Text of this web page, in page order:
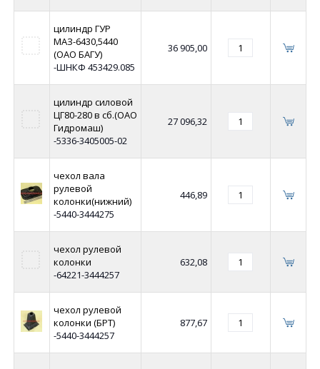
цилиндр ГУР
МАЗ-6430,5440
(ОАО БАГУ)
-ШНКФ 453429.085
36 905,00
цилиндр силовой
ЦГ80-280 в сб.(ОАО
Гидромаш)
-5336-3405005-02
27 096,32
чехол вала
рулевой
колонки(нижний)
-5440-3444275
446,89
чехол рулевой
колонки
-64221-3444257
632,08
чехол рулевой
колонки (БРТ)
-5440-3444257
877,67